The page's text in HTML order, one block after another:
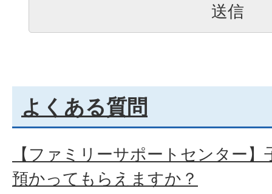
よくある質問
【ファミリーサポートセンター
預かってもらえますか？